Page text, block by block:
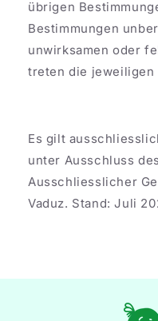
übrigen
Bestimmungen
unwirksamen oder
treten die jeweiligen
Es gilt
unter Ausschluss
Ausschliesslicher
Vaduz. Stand: Juli